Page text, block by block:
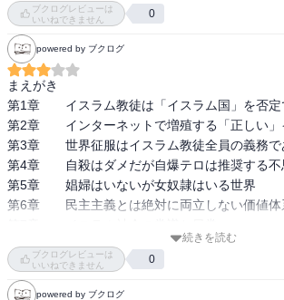
会はキリスト教徒が多い事も一因となる。
本書記載の通りムスリム全員が本来あるべき1人
かれる時には、他の宗教との間に最終戦争が起
そうだ。なお本書はそうしたあるべき姿と根拠
かりやすく引いているので理解を深めるにはち
ムスリムは普段から善行を積むが、そうでない
らの改宗者は、悪行をリセットするために自爆
ど。豚骨ラーメンを食する方もラマダンには断食
一時期はイスラム原理主義を危険なテロ組織と
もあったが、最近は報道でも大半は原理主義を
り、単に過激思想などで表現する様になった。
主義は単にコーランの記述をしっかり実践して
これが一般的なムスリム、それをテロ組織とし
いるし、その様な誘導的な報道こそ世界戦争に
を引き起こす様なテロリストは原理主義的に宗
ブクログレビューは
いいねできません
0
powered by ブクログ
まえがき
第1章　　イスラム教徒は「イスラム国」を否
第2章　　インターネットで増殖する「正しい
第3章　　世界征服はイスラム教徒全員の義務で
第4章　　自殺はダメだが自爆テロは推奨する不
第5章　　娼婦はいないが女奴隷はいる世界
第6章　　民主主義とは絶対に両立しない価値体
続きを読む
ブクログレビューは
いいねできません
0
powered by ブクログ